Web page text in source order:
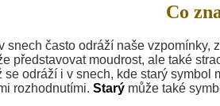
Co
snech často odráží naše
představovat moudrost, ale také
se odráží i v snech, kde starý
rozhodnutími. Starý může také